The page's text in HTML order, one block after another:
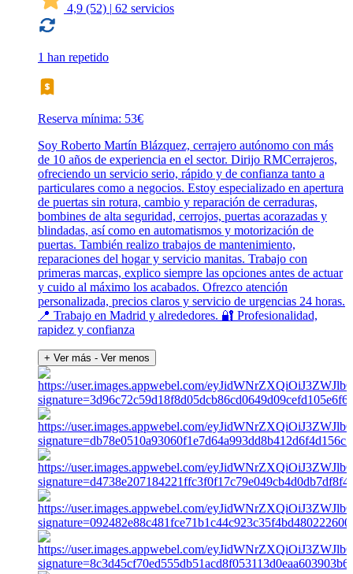
4,9 (52) | 62 servicios
1 han repetido
Reserva mínima: 53€
Soy Roberto Martín Blázquez, cerrajero autónomo con más
de 10 años de experiencia en el sector. Dirijo RMCerrajeros,
ofreciendo un servicio serio, rápido y de confianza tanto a
particulares como a negocios. Estoy especializado en apertura
de puertas sin rotura, cambio y reparación de cerraduras,
bombines de alta seguridad, cerrojos, puertas acorazadas y
blindadas, así como en automatismos y motorización de
puertas. También realizo trabajos de mantenimiento,
reparaciones del hogar y servicio manitas. Trabajo con
primeras marcas, explico siempre las opciones antes de actuar
y cuido al máximo los acabados. Ofrezco atención
personalizada, precios claros y servicio de urgencias 24 horas.
📍 Trabajo en Madrid y alrededores. 🔐 Profesionalidad,
rapidez y confianza
+ Ver más - Ver menos